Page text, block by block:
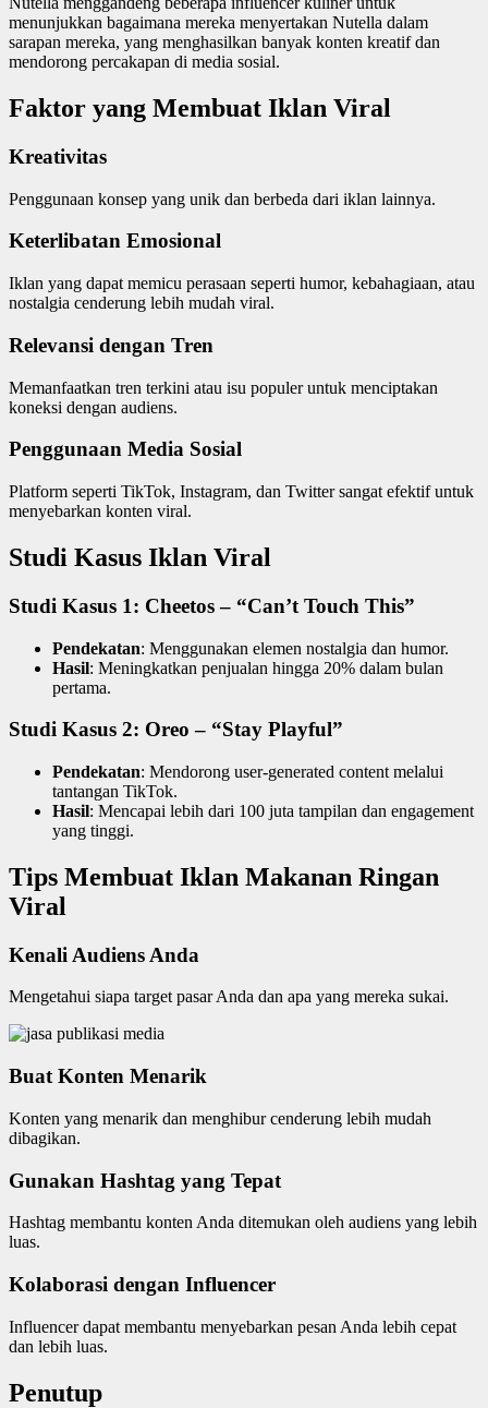
menunjukkan bagaimana mereka menyertakan Nutella dalam
sarapan mereka, yang menghasilkan banyak konten kreatif dan
mendorong percakapan di media sosial.
Faktor yang Membuat Iklan Viral
Kreativitas
Penggunaan konsep yang unik dan berbeda dari iklan lainnya.
Keterlibatan Emosional
Iklan yang dapat memicu perasaan seperti humor, kebahagiaan, atau
nostalgia cenderung lebih mudah viral.
Relevansi dengan Tren
Memanfaatkan tren terkini atau isu populer untuk menciptakan
koneksi dengan audiens.
Penggunaan Media Sosial
Platform seperti TikTok, Instagram, dan Twitter sangat efektif untuk
menyebarkan konten viral.
Studi Kasus Iklan Viral
Studi Kasus 1: Cheetos – “Can’t Touch This”
Pendekatan: Menggunakan elemen nostalgia dan humor.
Hasil: Meningkatkan penjualan hingga 20% dalam bulan
pertama.
Studi Kasus 2: Oreo – “Stay Playful”
Pendekatan: Mendorong user-generated content melalui
tantangan TikTok.
Hasil: Mencapai lebih dari 100 juta tampilan dan engagement
yang tinggi.
Tips Membuat Iklan Makanan Ringan
Viral
Kenali Audiens Anda
Mengetahui siapa target pasar Anda dan apa yang mereka sukai.
Buat Konten Menarik
Konten yang menarik dan menghibur cenderung lebih mudah
dibagikan.
Gunakan Hashtag yang Tepat
Hashtag membantu konten Anda ditemukan oleh audiens yang lebih
luas.
Kolaborasi dengan Influencer
Influencer dapat membantu menyebarkan pesan Anda lebih cepat
dan lebih luas.
Penutup